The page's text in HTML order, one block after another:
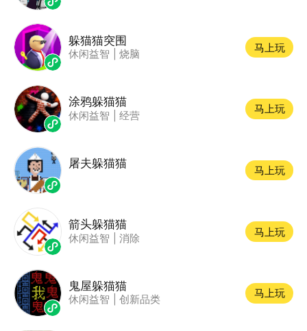
躲猫猫突围
休闲益智 烧脑
马上玩
涂鸦躲猫猫
休闲益智 经营
马上玩
屠夫躲猫猫
马上玩
箭头躲猫猫
休闲益智 消除
马上玩
鬼屋躲猫猫
休闲益智 创新品类
马上玩